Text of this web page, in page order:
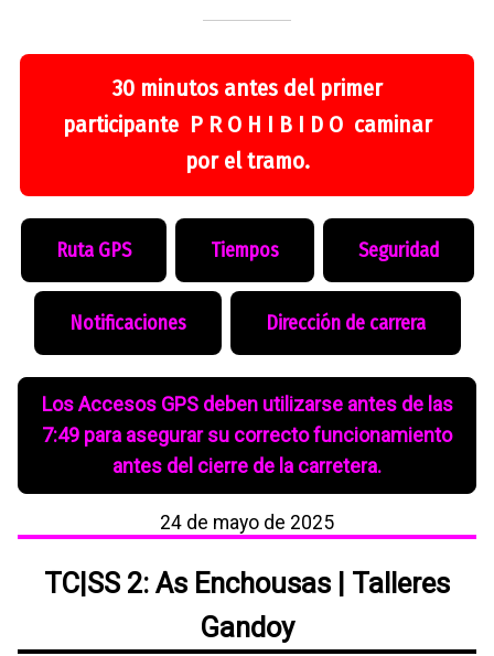
30 minutos antes del primer
participante P R O H I B I D O caminar
por el tramo.
Ruta GPS Tiempos Seguridad
Notificaciones Dirección de carrera
Los Accesos GPS deben utilizarse antes de las
7:49 para asegurar su correcto funcionamiento
antes del cierre de la carretera.
24 de mayo de 2025
TC|SS 2: As Enchousas | Talleres
Gandoy